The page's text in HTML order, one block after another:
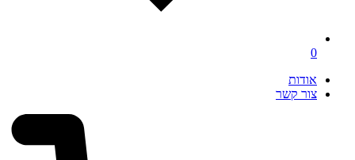
0
אודות
צור קשר